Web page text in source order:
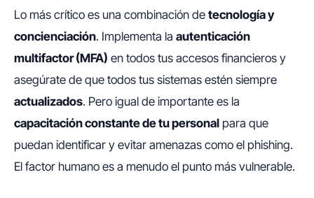
Lo más crítico es una combinación de tecnología y
concienciación. Implementa la autenticación
multifactor (MFA) en todos tus accesos financieros y
asegúrate de que todos tus sistemas estén siempre
actualizados. Pero igual de importante es la
capacitación constante de tu personal para que
puedan identificar y evitar amenazas como el phishing.
El factor humano es a menudo el punto más vulnerable.